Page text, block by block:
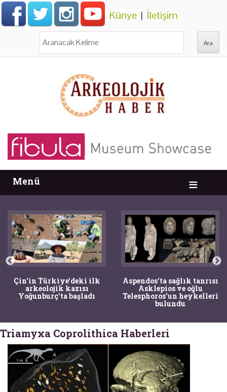
Künye | İletişim
Menü
Çin'in Türkiye'deki ilk
arkeolojik kazısı
Yoğunburç'ta başladı
Aspendos'ta sağlık tanrısı
Asklepios ve oğlu
Telesphoros'un heykelleri
bulundu
Triamyxa Coprolithica Haberleri